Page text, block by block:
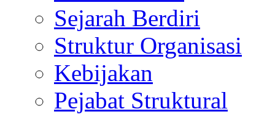
Sejarah Berdiri
Struktur Organisasi
Kebijakan
Pejabat Struktural